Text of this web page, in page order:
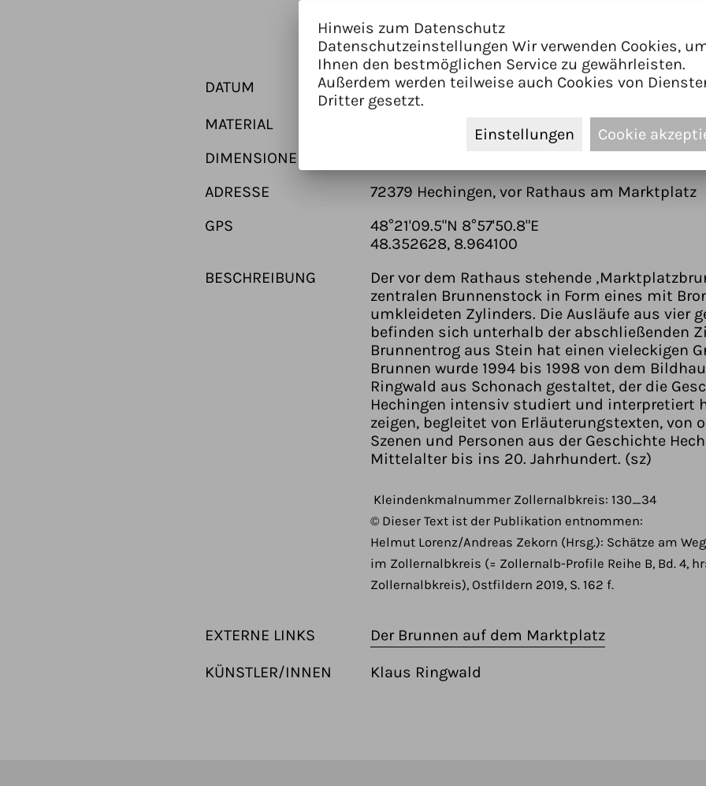
Infos zum
DATUM
1994-1998
MATERIAL
DIMENSIONEN
ADRESSE
72379 Hechingen, vor Rathaus am Marktplatz
GPS
48°21'09.5"N 8°57'50.8"E
48.352628, 8.964100
BESCHREIBUNG
Der vor dem Rathaus stehende
zentralen Brunnenstock in Form eines mit
umkleideten Zylinders. Die Ausläufe aus vier
befinden sich unterhalb der abschließenden
Brunnentrog aus Stein hat einen vieleckigen
Brunnen wurde 1994 bis 1998 von dem
Ringwald aus Schonach gestaltet, der die
Hechingen intensiv studiert und interpretiert
zeigen, begleitet von Erläuterungstexten, von
Szenen und Personen aus der Geschichte
Mittelalter bis ins 20. Jahrhundert. (sz)
Kleindenkmalnummer Zollernalbkreis: 130_34
© Dieser Text ist der Publikation entnommen:
Helmut Lorenz/Andreas Zekorn (Hrsg.): Schätze am
im Zollernalbkreis (= Zollernalb-Profile Reihe B, Bd. 4,
Zollernalbkreis), Ostfildern 2019, S. 162 f.
EXTERNE LINKS Der Brunnen auf dem Marktplatz
KÜNSTLER/INNEN Klaus Ringwald
Hinweis zum Datenschutz
Datenschutzeinstellungen Wir verwenden Cookies,
Ihnen den bestmöglichen Service zu gewährleisten.
Außerdem werden teilweise auch Cookies von
Dritter gesetzt.
Einstellungen
Cookie